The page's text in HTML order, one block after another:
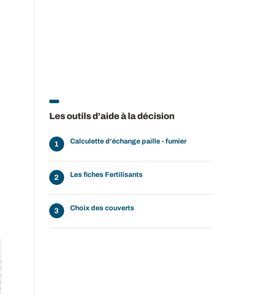
Les outils d’aide à la décision
Calculette d'échange paille - fumier
Les fiches Fertilisants
Choix des couverts